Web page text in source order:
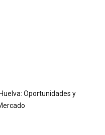
Oportunidades y